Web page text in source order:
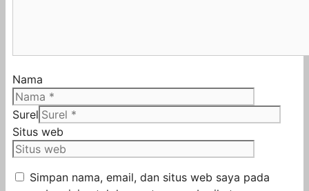
Nama
Surel
Situs web
Simpan nama, email, dan situs web saya pada